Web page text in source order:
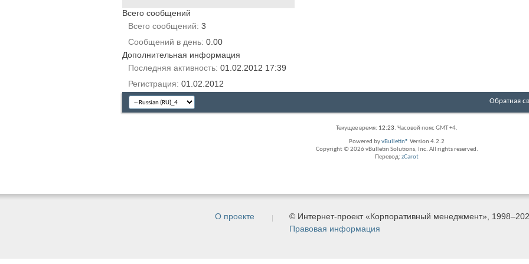
Всего сообщений
Всего сообщений 3
Сообщений в день 0.00
Дополнительная информация
Последняя активность 01.02.2012 17:39
Регистрация 01.02.2012
Обратная
Текущее время: 12:23. Часовой пояс GMT +4.
Powered byvBulletin® Version 4.2.2
Copyright © 2026 vBulletin Solutions, Inc. All rights reserved.
Перевод: zCarot
О проекте
© Интернет-проект «Корпоративный менеджмент»,
Правовая информация